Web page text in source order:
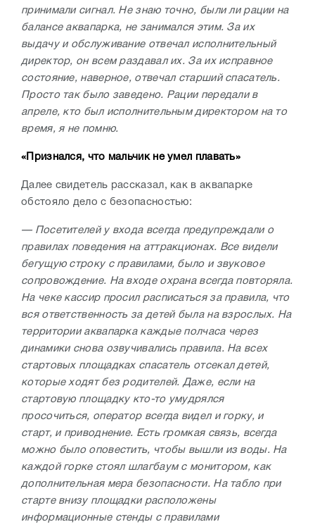
принимали сигнал. Не знаю точно, были ли рации на
балансе аквапарка, не занимался этим. За их
выдачу и обслуживание отвечал исполнительный
директор, он всем раздавал их. За их исправное
состояние, наверное, отвечал старший спасатель.
Просто так было заведено. Рации передали в
апреле, кто был исполнительным директором на то
время, я не помню.
«Признался, что мальчик не умел плавать»
Далее свидетель рассказал, как в аквапарке
обстояло дело с безопасностью:
— Посетителей у входа всегда предупреждали о
правилах поведения на аттракционах. Все видели
бегущую строку с правилами, было и звуковое
сопровождение. На входе охрана всегда повторяла.
На чеке кассир просил расписаться за правила, что
вся ответственность за детей была на взрослых. На
территории аквапарка каждые полчаса через
динамики снова озвучивались правила. На всех
стартовых площадках спасатель отсекал детей,
которые ходят без родителей. Даже, если на
стартовую площадку кто-то умудрялся
просочиться, оператор всегда видел и горку, и
старт, и приводнение. Есть громкая связь, всегда
можно было оповестить, чтобы вышли из воды. На
каждой горке стоял шлагбаум с монитором, как
дополнительная мера безопасности. На табло при
старте внизу площадки расположены
информационные стенды с правилами